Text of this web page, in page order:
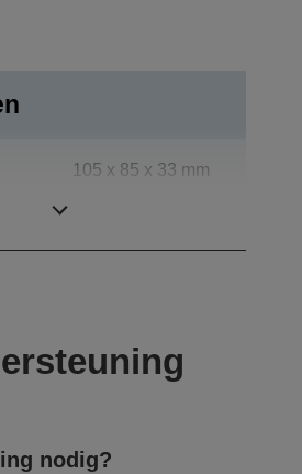
105‎ x 85 x 33 mm
nodig?